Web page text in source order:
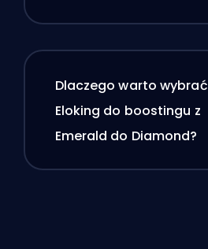
Dlaczego warto wybrać
Eloking do boostingu z
Emerald do Diamond?